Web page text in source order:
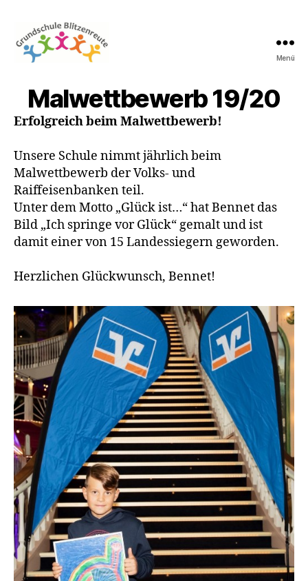
Menü
Malwettbewerb 19/20
Erfolgreich beim Malwettbewerb!
Unsere Schule nimmt jährlich beim
Malwettbewerb der Volks- und
Raiffeisenbanken teil.
Unter dem Motto „Glück ist…“ hat Bennet das
Bild „Ich springe vor Glück“ gemalt und ist
damit einer von 15 Landessiegern geworden.
Herzlichen Glückwunsch, Bennet!